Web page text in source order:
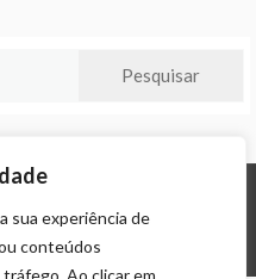
sua experiência de
conteúdos
Ao clicar em
PROMOS BYTEMPLATE SELL